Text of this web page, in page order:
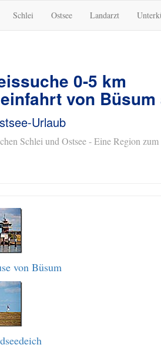
Schlei Ostsee Landarzt
0-5 km
von
Urlaub
Schlei und Ostsee - Eine Region
von Büsum